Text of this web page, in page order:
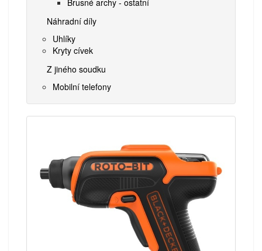
Náhradní díly
Uhlíky
Kryty cívek
Z jiného soudku
Mobilní telefony